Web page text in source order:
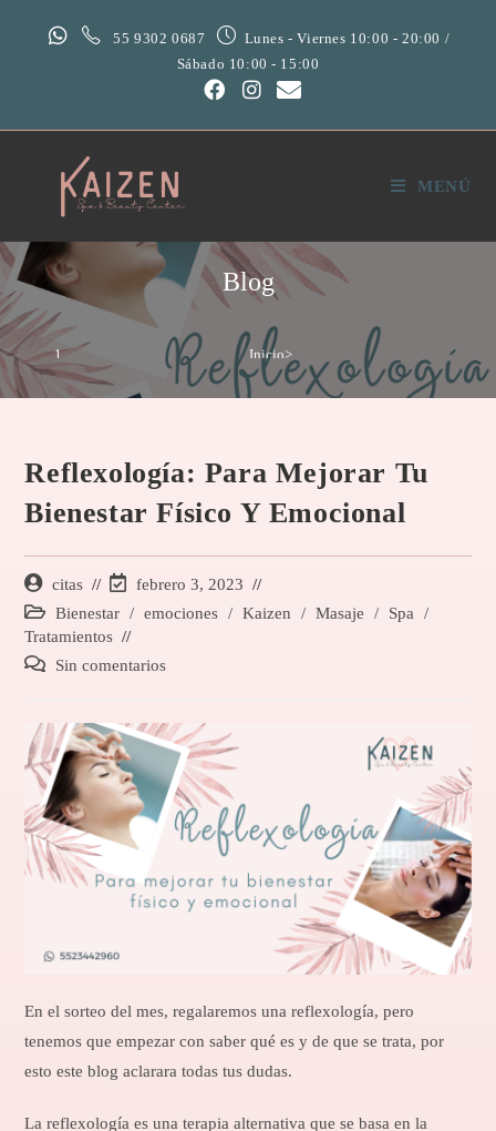
55 9302 0687
Lunes - Viernes 10:00 - 20:00 /
Sábado 10:00 - 15:00
MENÚ
Blog
Inicio>
Spa
Reflexología: Para Mejorar Tu
Bienestar Físico Y Emocional
citas
febrero 3, 2023
Bienestar / emociones / Kaizen / Masaje / Spa
/
Tratamientos
Sin comentarios
En el sorteo del mes, regalaremos una reflexología, pero
tenemos que empezar con saber qué es y de que se trata, por
esto este blog aclarara todas tus dudas.
La reflexología es una terapia alternativa que se basa en la